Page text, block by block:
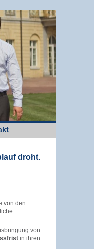
droht.
von den
von
in ihren